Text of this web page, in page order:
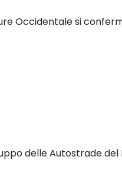
Occidentale si
delle Autostrade del